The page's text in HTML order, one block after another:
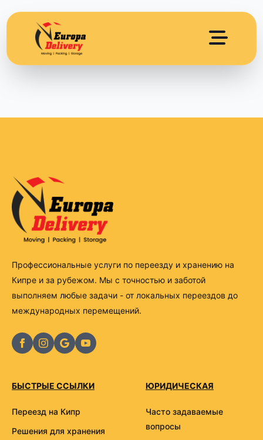
Профессиональные услуги по переезду и хранению на
Кипре и за рубежом. Мы с точностью и заботой
выполняем любые задачи - от локальных переездов до
международных перемещений.
БЫСТРЫЕ ССЫЛКИ
Переезд на Кипр
Решения для хранения
ЮРИДИЧЕСКАЯ
Часто задаваемые
вопросы